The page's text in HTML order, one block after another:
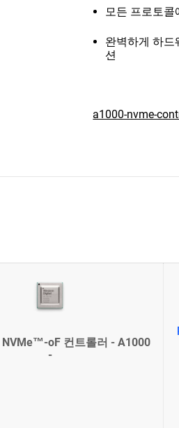
모든 프로토콜
완벽하게 하드
션
a1000-nvme-
NVMe™-oF 컨트롤러 - A1000
-